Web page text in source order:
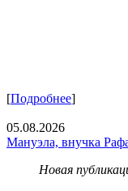
[Подробнее]
05.08.2026
Мануэла, внучка
Новая